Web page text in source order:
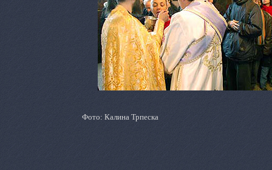
Фото: Калина Трпеска